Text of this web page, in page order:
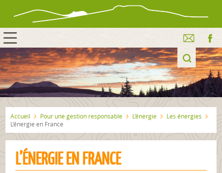
Accueil Pour une gestion responsable L’énergie
Les énergies
L’énergie en France
L’ÉNERGIE EN FRANCE